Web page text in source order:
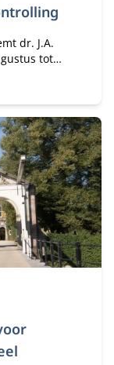
dr. J.A.
tot
in